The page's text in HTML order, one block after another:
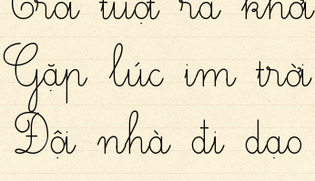
Gặp lúc im trời
Đội nhà đi dạo